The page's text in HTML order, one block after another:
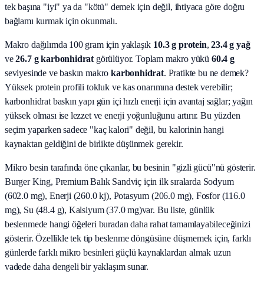
tek başına "iyi" ya da "kötü" demek için değil, ihtiyaca göre doğru
bağlamı kurmak için okunmalı.
Makro dağılımda 100 gram için yaklaşık 10.3g protein, 23.4g yağ
ve26.7g karbonhidrat görülüyor. Toplam makro yükü 60.4 g
seviyesinde ve baskın makro karbonhidrat. Pratikte bu ne demek?
Yüksek protein profili tokluk ve kas onarımına destek verebilir;
karbonhidrat baskın yapı gün içi hızlı enerji için avantaj sağlar; yağın
yüksek olması ise lezzet ve enerji yoğunluğunu artırır. Bu yüzden
seçim yaparken sadece "kaç kalori" değil, bu kalorinin hangi
kaynaktan geldiğini de birlikte düşünmek gerekir.
Mikro besin tarafında öne çıkanlar, bu besinin "gizli gücü"nü gösterir.
Burger King, Premium Balık Sandviç için ilk sıralarda Sodyum
(602.0 mg), Enerji (260.0 kj), Potasyum (206.0 mg), Fosfor (116.0
mg), Su (48.4 g), Kalsiyum (37.0 mg)var. Bu liste, günlük
beslenmede hangi öğeleri buradan daha rahat tamamlayabileceğinizi
gösterir. Özellikle tek tip beslenme döngüsüne düşmemek için, farklı
günlerde farklı mikro besinleri güçlü kaynaklardan almak uzun
vadede daha dengeli bir yaklaşım sunar.